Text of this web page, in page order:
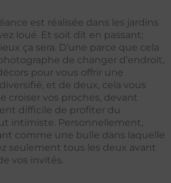
est réalisée dans les jardins
loué. Et soit dit en passant;
ça sera. D’une parce que cela
de changer d’endroit,
pour vous offrir une
et de deux, cela vous
croiser vos proches, devant
difficile de profiter du
intimiste. Personnellement,
comme une bulle dans laquelle
seulement tous les deux avant
vos invités.